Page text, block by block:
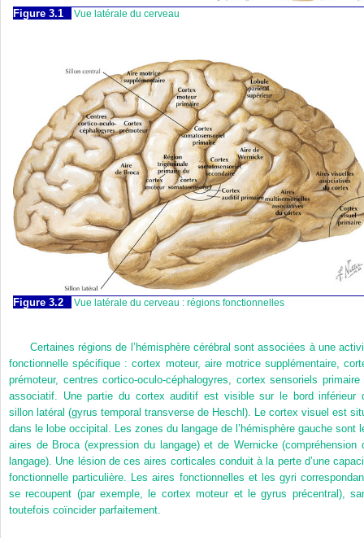
Figure 3.1 Vue latérale du cerveau
Figure 3.2 Vue latérale du cerveau : régions fonctionnelles
Certaines régions de l’hémisphère cérébral sont associées à une
fonctionnelle spécifique : cortex moteur, aire motrice supplémentaire,
prémoteur, centres cortico-oculo-céphalogyres, cortex sensoriels primaire
associatif. Une partie du cortex auditif est visible sur le bord inférieur
sillon latéral (gyrus temporal transverse de Heschl). Le cortex visuel est
dans le lobe occipital. Les zones du langage de l’hémisphère gauche sont
aires de Broca (expression du langage) et de Wernicke (compréhension
langage). Une lésion de ces aires corticales conduit à la perte d’une
fonctionnelle particulière. Les aires fonctionnelles et les gyri
se recoupent (par exemple, le cortex moteur et le gyrus précentral),
toutefois coïncider parfaitement.